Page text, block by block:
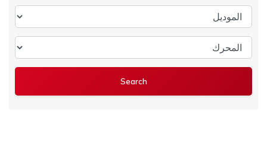
الموديل
المحرك